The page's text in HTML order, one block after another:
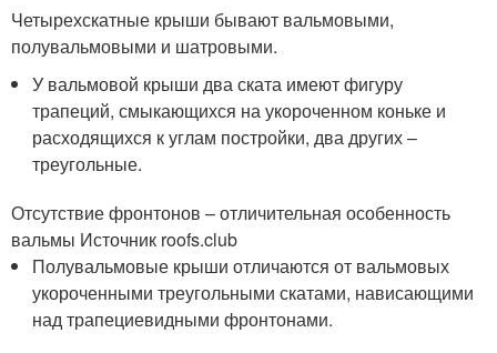
Четырехскатные крыши бывают вальмовыми,
полувальмовыми и шатровыми.
У вальмовой крыши два ската имеют фигуру
трапеций, смыкающихся на укороченном коньке и
расходящихся к углам постройки, два других –
треугольные.
Отсутствие фронтонов – отличительная особенность
вальмы Источник roofs.club
Полувальмовые крыши отличаются от вальмовых
укороченными треугольными скатами, нависающими
над трапециевидными фронтонами.